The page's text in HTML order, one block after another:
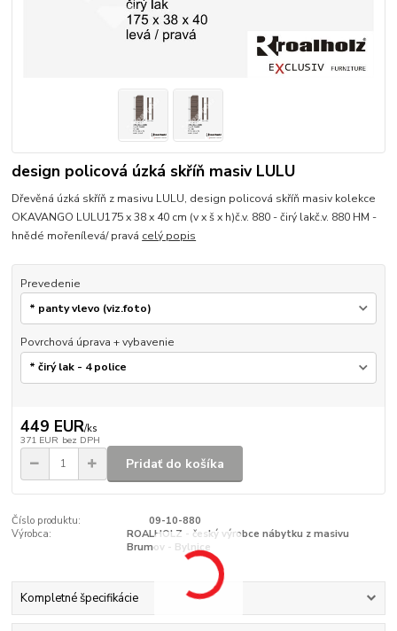
design policová úzká skříň masiv LULU
Dřevěná úzká skříň z masivu LULU, design policová skříň masiv kolekce
OKAVANGO LULU175 x 38 x 40 cm (v x š x h)č.v. 880 - čirý lakč.v. 880 HM -
hnědé mořenílevá/ pravá celý popis
Prevedenie
Povrchová úprava + vybavenie
449 EUR/ks
371 EUR bez DPH
Pridať do košíka
Číslo produktu:
09-10-880
Výrobca:
ROALHOLZ - český výrobce nábytku z masivu
Brumov - Bylnice
Kompletné špecifikácie